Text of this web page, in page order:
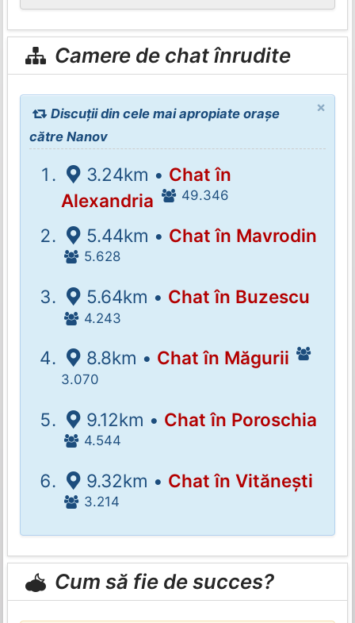
Camere de chat înrudite
×
Discuții din cele mai apropiate orașe
către Nanov
3.24km • Chat în
Alexandria
49.346
5.44km • Chat în Mavrodin
5.628
5.64km • Chat în Buzescu
4.243
8.8km • Chat în Măgurii
3.070
9.12km • Chat în Poroschia
4.544
9.32km • Chat în Vitănești
3.214
Cum să fie de succes?